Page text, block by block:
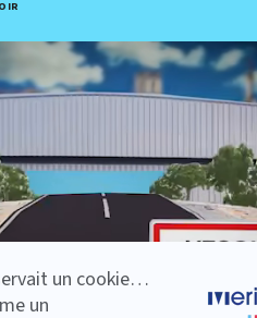
101 nuits